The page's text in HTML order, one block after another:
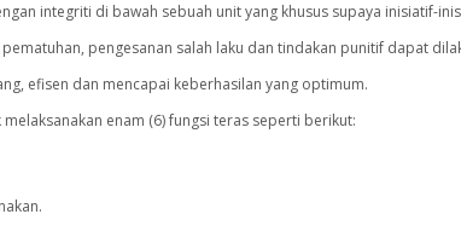
integriti di bawah sebuah unit yang khusus supaya inisiatif-
pengesanan salah laku dan tindakan punitif dapat
efisen dan mencapai keberhasilan yang optimum.
enam (6) fungsi teras seperti berikut: